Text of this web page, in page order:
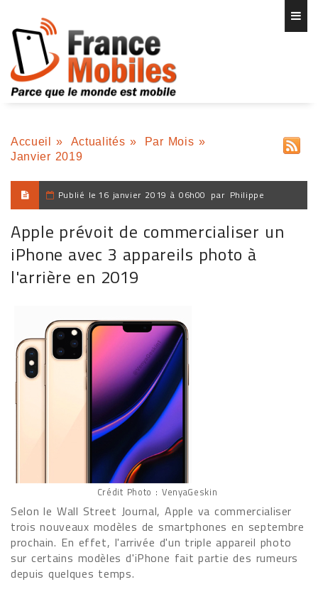
Accueil » Actualités » Par Mois »
Janvier 2019
Publié le 16 janvier 2019 à 06h00 par Philippe
Apple prévoit de commercialiser un
iPhone avec 3 appareils photo à
l'arrière en 2019
Crédit Photo : VenyaGeskin
Selon le Wall Street Journal, Apple va commercialiser
trois nouveaux modèles de smartphones en septembre
prochain. En effet, l'arrivée d'un triple appareil photo
sur certains modèles d'iPhone fait partie des rumeurs
depuis quelques temps.